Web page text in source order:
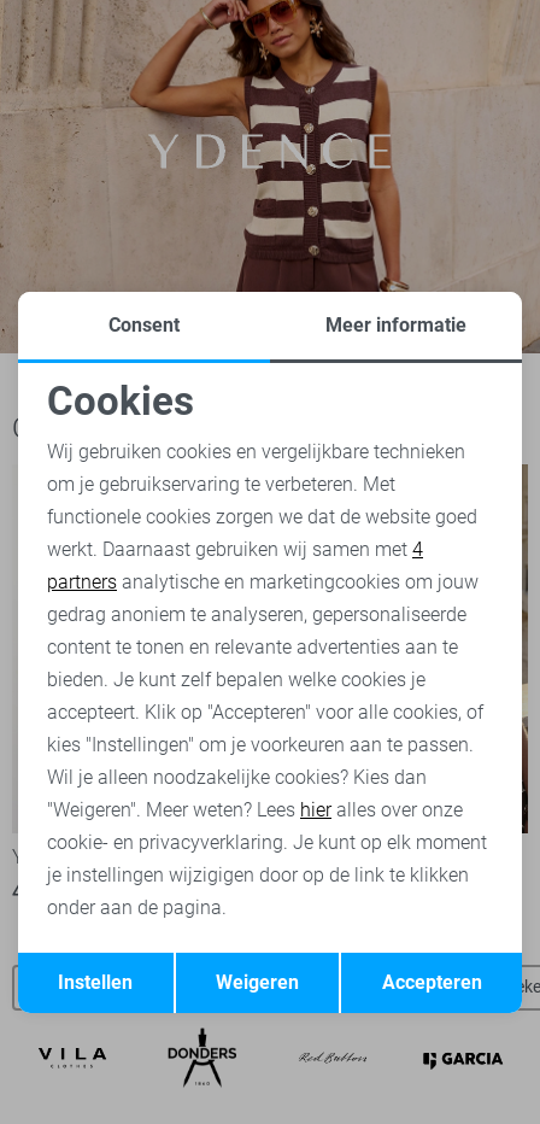
Ook het bekijken waard
-30%
Ydence Blouse
42,00
Ydence Blouse
27,45
Ydence broeken Ydence blouses Jacqueline de Yong
Noodzakelijke cookies
Personalisatie cookies
Analytische cookies
Marketing cookies
Terug Opslaan
Consent Meer informatie
Cookies
Wij gebruiken cookies en vergelijkbare technieken
om je gebruikservaring te verbeteren. Met
functionele cookies zorgen we dat de website goed
werkt. Daarnaast gebruiken wij samen met 4
partners analytische en marketingcookies om jouw
gedrag anoniem te analyseren, gepersonaliseerde
content te tonen en relevante advertenties aan te
bieden. Je kunt zelf bepalen welke cookies je
accepteert. Klik op "Accepteren" voor alle cookies, of
kies "Instellingen" om je voorkeuren aan te passen.
Wil je alleen noodzakelijke cookies? Kies dan
"Weigeren". Meer weten? Lees hieralles over onze
cookie- en privacyverklaring. Je kunt op elk moment
je instellingen wijzigigen door op de link te klikken
onder aan de pagina.
Accepteren
Weigeren
Instellen